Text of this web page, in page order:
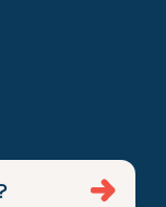
Enviar